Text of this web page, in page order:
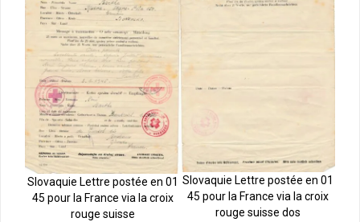
Slovaquie Lettre postée en 01
45 pour la France via la croix
rouge suisse
Slovaquie Lettre postée en 01
45 pour la France via la croix
rouge suisse dos